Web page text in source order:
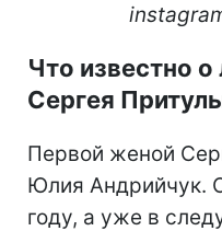
Что известно
Сергея
Первой женой
Юлия Андрийчук.
году, а уже в